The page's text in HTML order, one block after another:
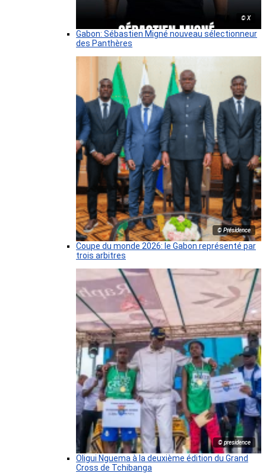
© X
Gabon: Sébastien Migné nouveau sélectionneur
des Panthères
© Présidence
Coupe du monde 2026: le Gabon représenté par
trois arbitres
© presidence
Oligui Nguema à la deuxième édition du Grand
Cross de Tchibanga